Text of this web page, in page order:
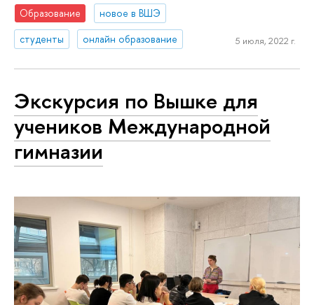
Образование
новое в ВШЭ
студенты
онлайн образование 5 июля, 2022 г.
Экскурсия по Вышке для
учеников Меж­ду­на­род­ной
гимназии